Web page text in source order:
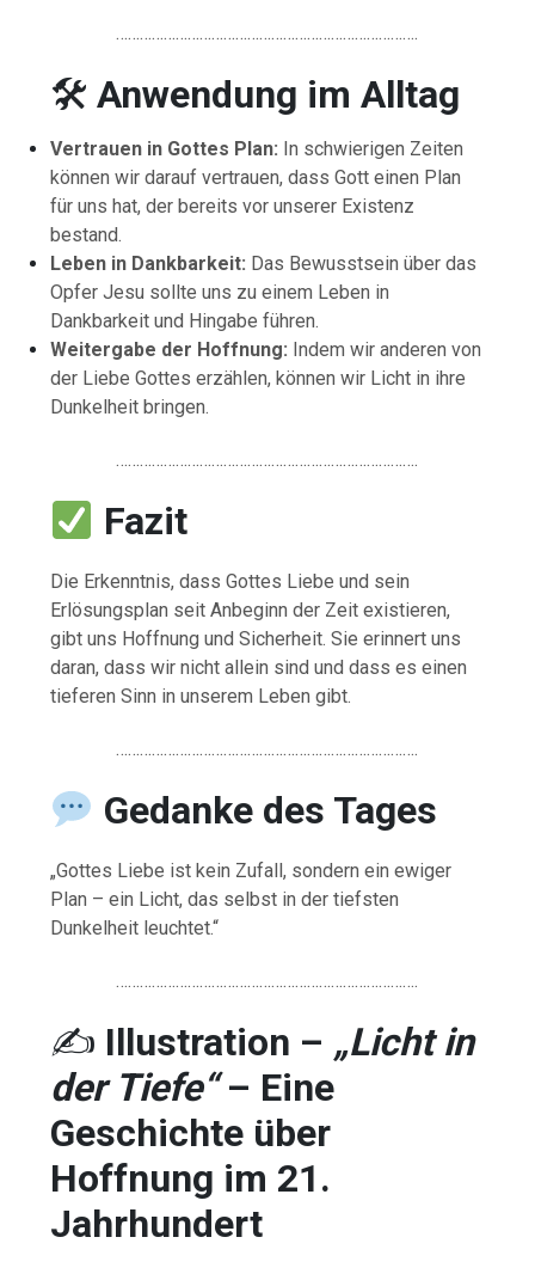
………………………………………………………………….
🛠Anwendung im Alltag
Vertrauen in Gottes Plan: In schwierigen Zeiten
könnenwirdaraufvertrauen,dassGotteinen Plan
füruns hat,der bereitsvorunserer Existenz
bestand.
Leben in Dankbarkeit: Das Bewusstseinüberdas
OpferJesu sollteuns zueinem Leben in
Dankbarkeitund Hingabeführen.
Weitergabe der Hoffnung: Indemwiranderenvon
der LiebeGotteserzählen, könnenwir Licht in ihre
Dunkelheit bringen.
………………………………………………………………….
Fazit
Die Erkenntnis,dassGottes Liebeund sein
Erlösungsplan seitAnbeginnder Zeitexistieren,
gibtuns HoffnungundSicherheit. Sieerinnertuns
daran,dasswirnichtallein sindunddasseseinen
tieferenSinn inunserem Lebengibt.
………………………………………………………………….
Gedanke des Tages
„Gottes Liebe ist kein Zufall, sonderneinewiger
Plan –ein Licht,das selbst indertiefsten
Dunkelheit leuchtet.“
………………………………………………………………….
✍️ Illustration – „Lichtin
der Tiefe“– Eine
Geschichte über
Hoffnung im 21.
Jahrhundert